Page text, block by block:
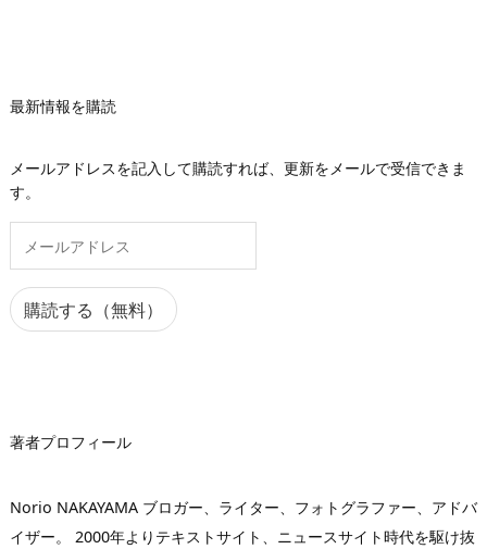
最新情報を購読
メールアドレスを記入して購読すれば、更新をメールで受信できま
す。
ア
ド
購読する（無料）
著者プロフィール
Norio NAKAYAMA ブロガー、ライター、フォトグラファー、アドバ
イザー。 2000年よりテキストサイト、ニュースサイト時代を駆け抜